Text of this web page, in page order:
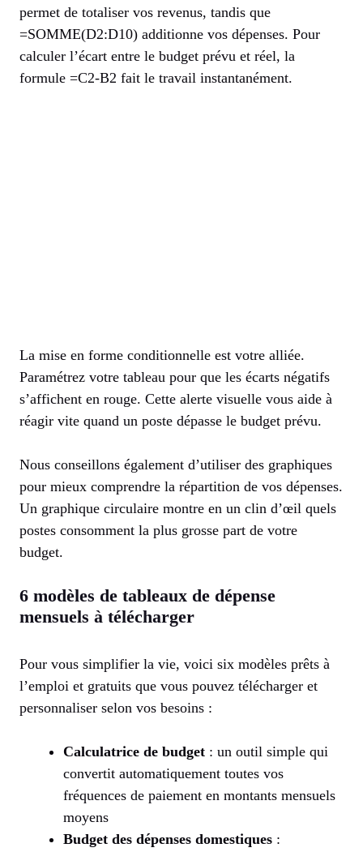
permet de totaliser vos revenus, tandis que
=SOMME(D2:D10) additionne vos dépenses. Pour
calculer l’écart entre le budget prévu et réel, la
formule =C2-B2 fait le travail instantanément.
La mise en forme conditionnelle est votre alliée.
Paramétrez votre tableau pour que les écarts négatifs
s’affichent en rouge. Cette alerte visuelle vous aide à
réagir vite quand un poste dépasse le budget prévu.
Nous conseillons également d’utiliser des graphiques
pour mieux comprendre la répartition de vos dépenses.
Un graphique circulaire montre en un clin d’œil quels
postes consomment la plus grosse part de votre
budget.
6 modèles de tableaux de dépense
mensuels à télécharger
Pour vous simplifier la vie, voici six modèles prêts à
l’emploi et gratuits que vous pouvez télécharger et
personnaliser selon vos besoins :
Calculatrice de budget : un outil simple qui
convertit automatiquement toutes vos
fréquences de paiement en montants mensuels
moyens
Budget des dépenses domestiques :